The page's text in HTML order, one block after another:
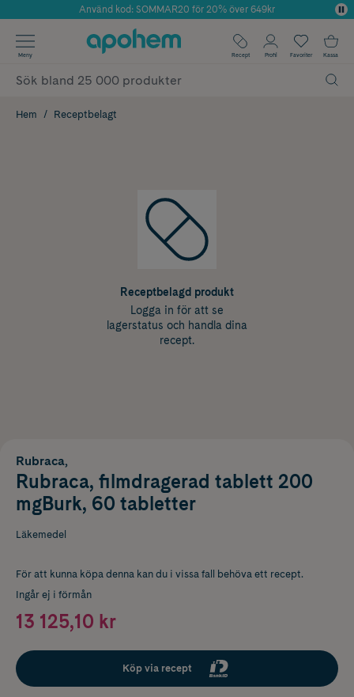
Årets Butik 2025 inom Skönhet
Använd kod: SOMMAR20 för 20% över 649kr
✓ Fri frakt
✓ Poäng på alla köp*
Meny Recept Profil Favoriter Kassa
Hem Receptbelagt
Receptbelagd produkt
Logga in för att se
lagerstatus och handla dina
recept.
Rubraca,
Rubraca, filmdragerad tablett 200
mgBurk, 60 tabletter
Läkemedel
För att kunna köpa denna kan du i vissa fall behöva ett recept.
Ingår ej i förmån
13 125,10 kr
Köp via recept